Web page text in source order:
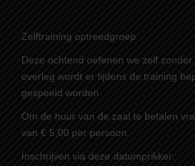
Zelftraining optreedgroep
Deze ochtend oefenen we zelf
overleg wordt er tijdens de training
gespeeld worden.
Om de huur van de zaal te betalen
van € 5,00 per persoon.
Inschrijven via deze datumprikker: